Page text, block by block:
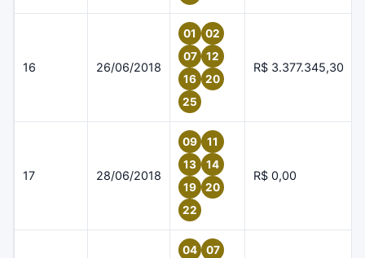
16 26/06/2018
01
02
07
12
16
20
25
R$ 3.377.345,30
17 28/06/2018
09
11
13
14
19
20
22
R$ 0,00
04
07